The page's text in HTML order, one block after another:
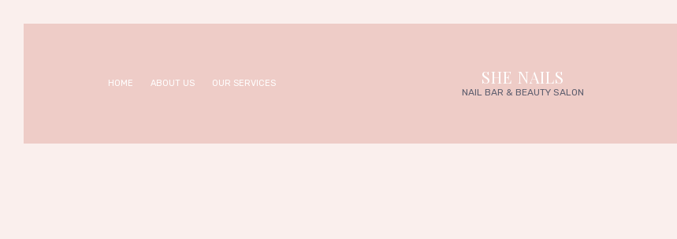
HOME ABOUT US OUR SERVICES SHE NAILS
NAIL BAR & BEAUTY SALON
Appointm